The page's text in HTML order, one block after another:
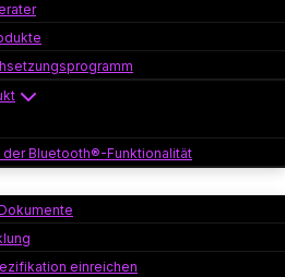
der Bluetooth®-Funktionalität
einreichen